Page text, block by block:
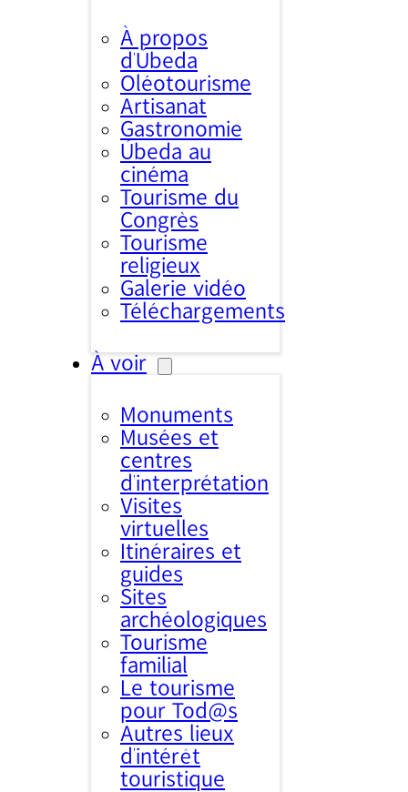
À propos
d’Úbeda
Oléotourisme
Artisanat
Gastronomie
Úbeda au
cinéma
Tourisme du
Congrès
Tourisme
religieux
Galerie vidéo
Téléchargements
À voir
Monuments
Musées et
centres
d’interprétation
Visites
virtuelles
Itinéraires et
guides
Sites
archéologiques
Tourisme
familial
Le tourisme
pour Tod@s
Autres lieux
d'intérêt
touristique